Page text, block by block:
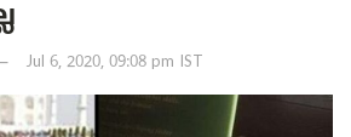
Jul 6, 2020, 09:08 pm IST